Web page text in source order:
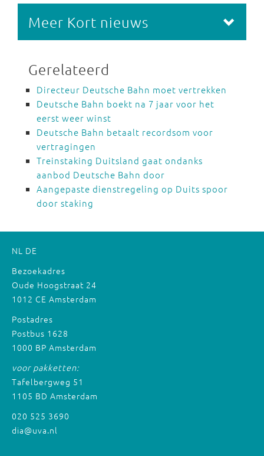
Meer Kort nieuws
Gerelateerd
Directeur Deutsche Bahn moet vertrekken
Deutsche Bahn boekt na 7 jaar voor het
eerst weer winst
Deutsche Bahn betaalt recordsom voor
vertragingen
Treinstaking Duitsland gaat ondanks
aanbod Deutsche Bahn door
Aangepaste dienstregeling op Duits spoor
door staking
NL DE
Bezoekadres
Oude Hoogstraat 24
1012 CE Amsterdam
Postadres
Postbus 1628
1000 BP Amsterdam
voor pakketten:
Tafelbergweg 51
1105 BD Amsterdam
020 525 3690
dia@uva.nl